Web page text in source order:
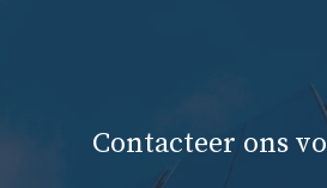
Contacteer ons